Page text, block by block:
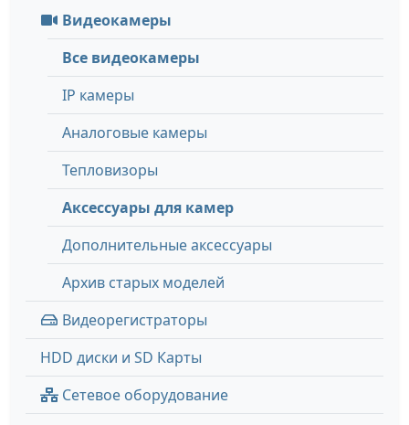
Видеокамеры
Все видеокамеры
IP камеры
Аналоговые камеры
Тепловизоры
Аксессуары для камер
Дополнительные аксессуары
Архив старых моделей
Видеорегистраторы
HDD диски и SD Карты
Сетевое оборудование